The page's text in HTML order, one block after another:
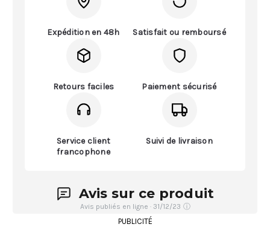
Expédition en 48h Satisfait ou remboursé
Retours faciles Paiement sécurisé
Service client
francophone
Suivi de livraison
Avis sur ce produit
Avis publiés en ligne · 31/12/23 ⓘ
PUBLICITÉ